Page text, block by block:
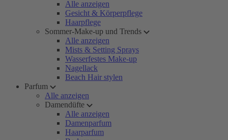
Alle anzeigen
Gesicht & Körperpflege
Haarpflege
Sommer-Make-up und Trends
Alle anzeigen
Mists & Setting Sprays
Wasserfestes Make-up
Nagellack
Beach Hair stylen
Parfum
Alle anzeigen
Damendüfte
Alle anzeigen
Damenparfum
Haarparfum